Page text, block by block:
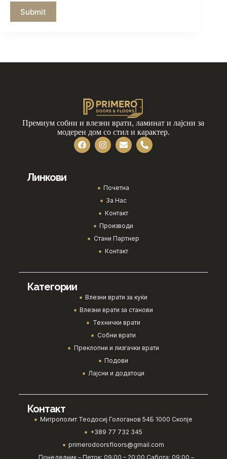
Submit
Премиум собни и влезни врати, ламинат и лајсни за
модерен дом со стил и карактер.
Линкови
Почетна
За Нас
Контакт
Производи
Стани Партнер
Контакт
Категории
Влезни врати за куќи
Влезни врати за станови
Технички врати
Собни врати
Преклопни и лизгачки врати
Подови
Лајсни и додатоци
Контакт
Митрополит Теодосиј Гологанов 54Б 1000 Скопје
+389 77 732 345
primerodoorsfloors@gmail.com
Понеделник – Петок: 09:00 – 20:00 Сабота: 09:00 –